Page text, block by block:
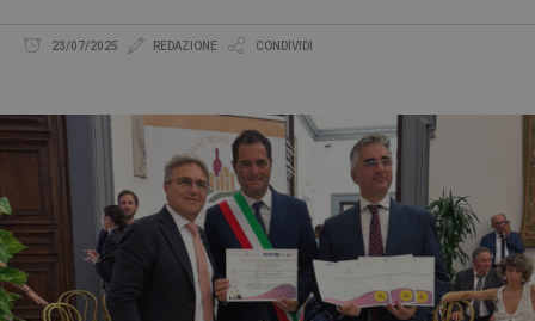
23/07/2025 REDAZIONE CONDIVIDI